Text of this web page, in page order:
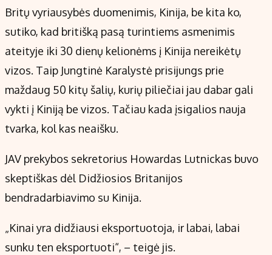
Britų vyriausybės duomenimis, Kinija, be kita ko,
sutiko, kad britišką pasą turintiems asmenimis
ateityje iki 30 dienų kelionėms į Kinija nereikėtų
vizos. Taip Jungtinė Karalystė prisijungs prie
maždaug 50 kitų šalių, kurių piliečiai jau dabar gali
vykti į Kiniją be vizos. Tačiau kada įsigalios nauja
tvarka, kol kas neaišku.
JAV prekybos sekretorius Howardas Lutnickas buvo
skeptiškas dėl Didžiosios Britanijos
bendradarbiavimo su Kinija.
„Kinai yra didžiausi eksportuotoja, ir labai, labai
sunku ten eksportuoti“, – teigė jis.